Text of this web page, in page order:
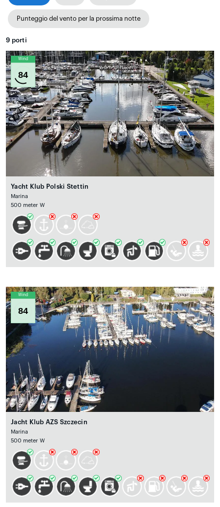
Punteggio del vento per la prossima notte
9 porti
Wind
84
Yacht Klub Polski Stettin
Marina
500 meter W
Wind
84
Jacht Klub AZS Szczecin
Marina
500 meter W